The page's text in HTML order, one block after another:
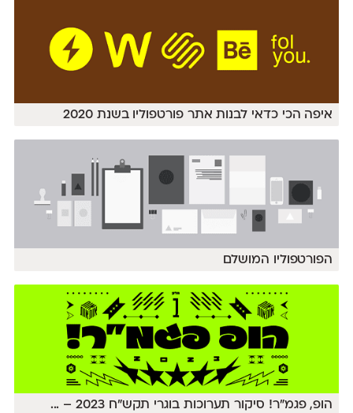
איפה הכי כדאי לבנות אתר פורטפוליו בשנת 2020
הפורטפוליו המושלם
הופ, פגמ״ר! סיקור תערוכות בוגרי תקש״ח 2023 – ...